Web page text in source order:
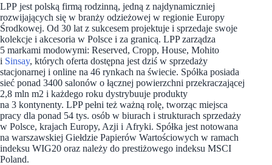
LPP jest polską firmą rodzinną, jedną z najdynamiczniej
rozwijających się w branży odzieżowej w regionie Europy
Środkowej. Od 30 lat z sukcesem projektuje i sprzedaje swoje
kolekcje i akcesoria w Polsce i za granicą. LPP zarządza
5 markami modowymi: Reserved, Cropp, House, Mohito
i Sinsay, których oferta dostępna jest dziś w sprzedaży
stacjonarnej i online na 46 rynkach na świecie. Spółka posiada
sieć ponad 3400 salonów o łącznej powierzchni przekraczającej
2,8 mln m2 i każdego roku dystrybuuje produkty
na 3 kontynenty. LPP pełni też ważną rolę, tworząc miejsca
pracy dla ponad 54 tys. osób w biurach i strukturach sprzedaży
w Polsce, krajach Europy, Azji i Afryki. Spółka jest notowana
na warszawskiej Giełdzie Papierów Wartościowych w ramach
indeksu WIG20 oraz należy do prestiżowego indeksu MSCI
Poland.